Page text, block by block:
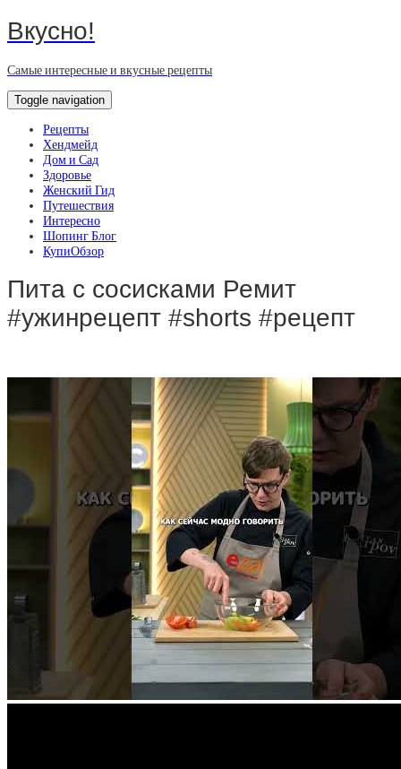
Вкусно!
Самые интересные и вкусные рецепты
Toggle navigation
Рецепты
Хендмейд
Дом и Сад
Здоровье
Женский Гид
Путешествия
Интересно
Шопинг Блог
КупиОбзор
Пита с сосисками Ремит
#ужинрецепт #shorts #рецепт